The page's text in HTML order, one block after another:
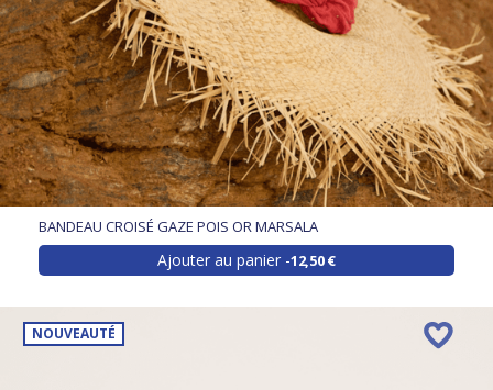
BANDEAU CROISÉ GAZE POIS OR MARSALA
Ajouter au panier 12,50 €
NOUVEAUTÉ